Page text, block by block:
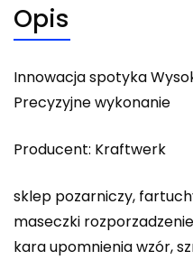
Opis
Innowacja spotyka
Precyzyjne wykonanie
Producent: Kraftwerk
sklep pozarniczy,
maseczki
kara upomnienia wzór,